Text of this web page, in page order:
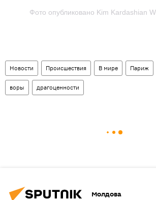
Новости Происшествия В мире Париж
воры драгоценности
Молдова